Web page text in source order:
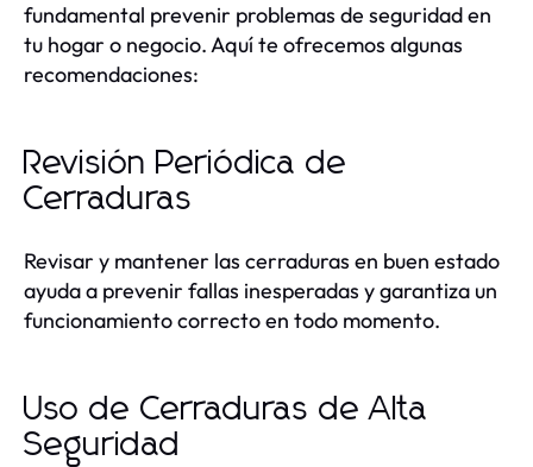
fundamental prevenir problemas de seguridad en
tu hogar o negocio. Aquí te ofrecemos algunas
recomendaciones:
Revisión Periódica de
Cerraduras
Revisar y mantener las cerraduras en buen estado
ayuda a prevenir fallas inesperadas y garantiza un
funcionamiento correcto en todo momento.
Uso de Cerraduras de Alta
Seguridad